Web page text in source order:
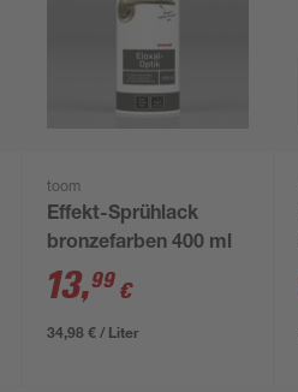
toom
Effekt-Sprühlack
bronzefarben 400 ml
13,99 €
34,98 € / Liter